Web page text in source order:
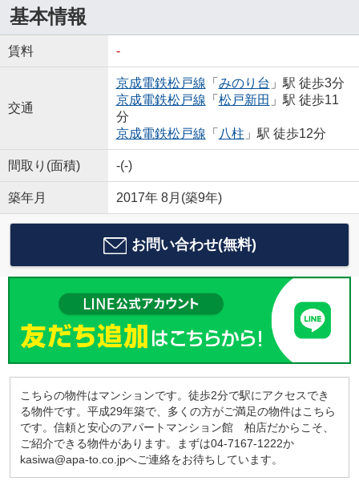
基本情報
賃料 -
交通
京成電鉄松戸線 「 みのり台 」駅 徒歩3分
京成電鉄松戸線 「 松戸新田 」駅 徒歩11
分
京成電鉄松戸線 「 八柱 」駅 徒歩12分
間取り(面積) -(-)
築年月 2017年 8月(築9年)
お問い合わせ(無料)
こちらの物件はマンションです。徒歩2分で駅にアクセスでき
る物件です。平成29年築で、多くの方がご満足の物件はこちら
です。信頼と安心のアパートマンション館 柏店だからこそ、
ご紹介できる物件があります。まずは04-7167-1222か
kasiwa@apa-to.co.jpへご連絡をお待ちしています。